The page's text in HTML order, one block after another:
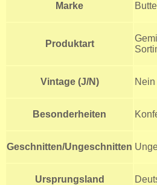
Marke
Produktart
Vintage (J/N) Nein
Besonderheiten
Geschnitten/Ungeschnitten
Ursprungsland